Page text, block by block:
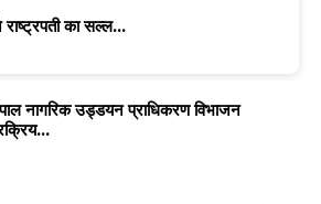
राष्ट्रपती का सल्ल...
नागरिक उड्डयन प्राधिकरण विभाजन